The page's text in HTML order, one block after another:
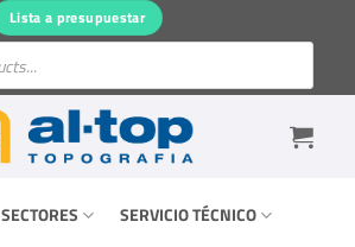
Lista a presupuestar
SECTORES SERVICIO TÉCNICO